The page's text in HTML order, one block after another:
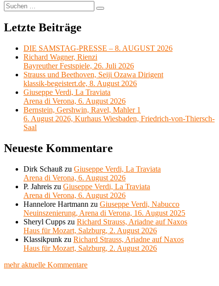
Suchen
nach:
Suchen
Letzte Beiträge
DIE SAMSTAG-PRESSE – 8. AUGUST 2026
Richard Wagner, Rienzi
Bayreuther Festspiele, 26. Juli 2026
Strauss und Beethoven, Seiji Ozawa Dirigent
klassik-begeistert.de, 8. August 2026
Giuseppe Verdi, La Traviata
Arena di Verona, 6. August 2026
Bernstein, Gershwin, Ravel, Mahler 1
6. August 2026, Kurhaus Wiesbaden, Friedrich-von-Thiersch-
Saal
Neueste Kommentare
Dirk Schauß zu Giuseppe Verdi, La Traviata
Arena di Verona, 6. August 2026
P. Jahreis zu Giuseppe Verdi, La Traviata
Arena di Verona, 6. August 2026
Hannelore Hartmann zu Giuseppe Verdi, Nabucco
Neuinszenierung, Arena di Verona, 16. August 2025
Sheryl Cupps zu Richard Strauss, Ariadne auf Naxos
Haus für Mozart, Salzburg, 2. August 2026
Klassikpunk zu Richard Strauss, Ariadne auf Naxos
Haus für Mozart, Salzburg, 2. August 2026
mehr aktuelle Kommentare